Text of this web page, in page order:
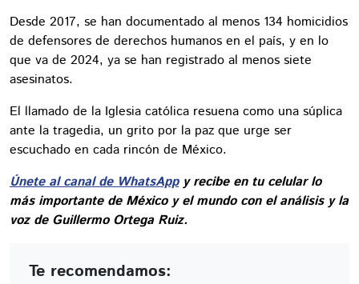
Desde 2017, se han documentado al menos 134 homicidios
de defensores de derechos humanos en el país, y en lo
que va de 2024, ya se han registrado al menos siete
asesinatos.
El llamado de la Iglesia católica resuena como una súplica
ante la tragedia, un grito por la paz que urge ser
escuchado en cada rincón de México.
Únete al canal de WhatsAppy recibe en tu celular lo
más importante de México y el mundo con el análisis y la
voz de Guillermo Ortega Ruiz.
Te recomendamos: